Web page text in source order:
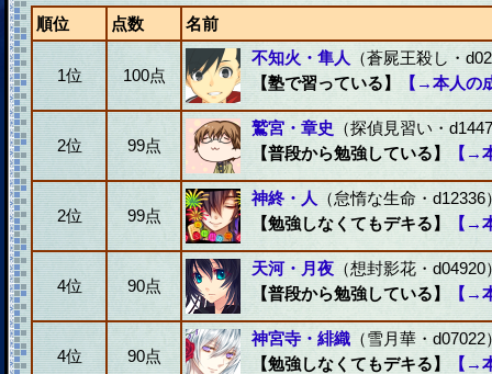
順位
点数 名前
1位 100点
不知火・隼人
（蒼屍王殺し・
【塾で習っている】
【→本人の
2位 99点
鷲宮・章史 （探偵見習い・
【普段から勉強している】
【→
2位 99点
神終・人
（怠惰な生命・d12336
【勉強しなくてもデキる】
【→
4位 90点
天河・月夜 （想封影花・d04920
【普段から勉強している】
【→
4位 90点
神宮寺・緋織 （雪月華・d07022
【勉強しなくてもデキる】
【→